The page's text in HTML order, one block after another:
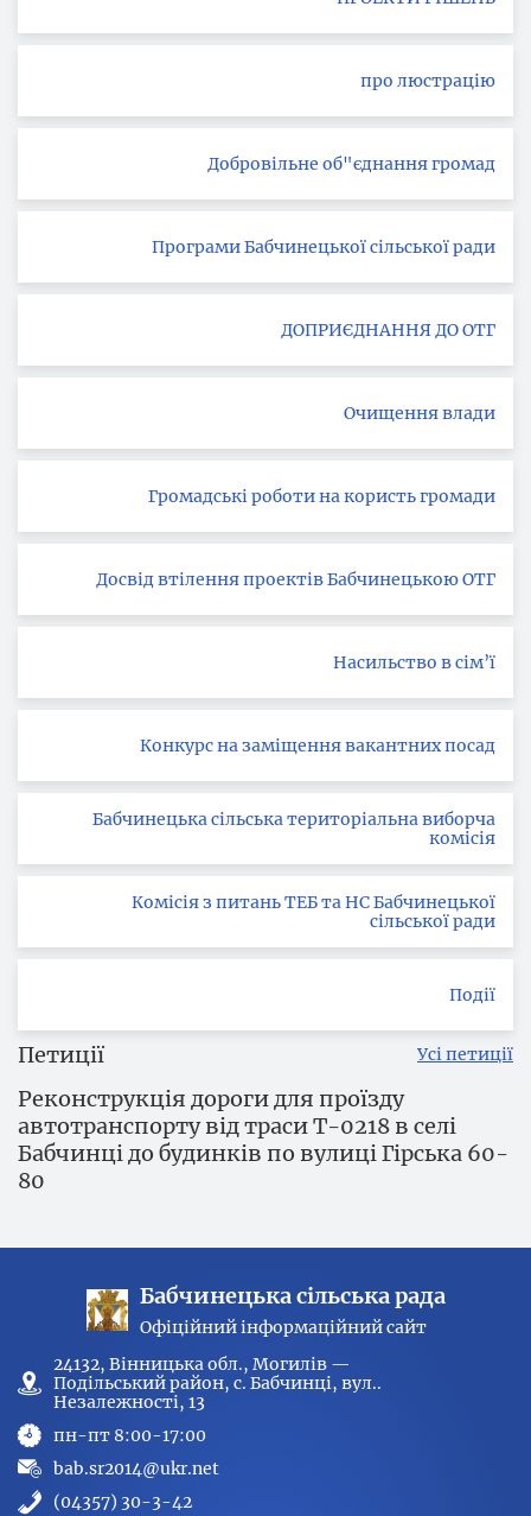
про люстрацію
Добровільне об"єднання громад
Програми Бабчинецької сільської ради
ДОПРИЄДНАННЯ ДО ОТГ
Очищення влади
Громадські роботи на користь громади
Досвід втілення проектів Бабчинецькою ОТГ
Насильство в сім’ї
Конкурс на заміщення вакантних посад
Бабчинецька сільська територіальна виборча
комісія
Комісія з питань ТЕБ та НС Бабчинецької
сільської ради
Події
Петиції Усі петиції
Реконструкція дороги для проїзду
автотранспорту від траси Т-0218 в селі
Бабчинці до будинків по вулиці Гірська 60-
80
Бабчинецька сільська рада
Офіційний інформаційний сайт
24132, Вінницька обл., Могилів —
Подільський район, с. Бабчинці, вул..
Незалежності, 13
пн-пт 8:00-17:00
bab.sr2014@ukr.net
(04357) 30-3-42